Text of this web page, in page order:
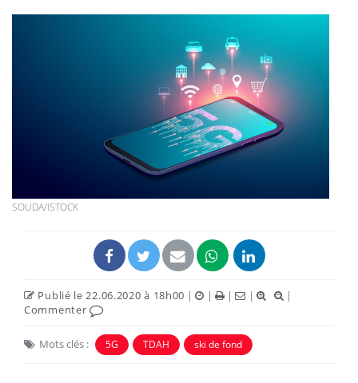
SOUDA/ISTOCK
Publié le 22.06.2020 à 18h00 | | | |
|
Commenter
Mots clés : 5G TDAH ski de fond